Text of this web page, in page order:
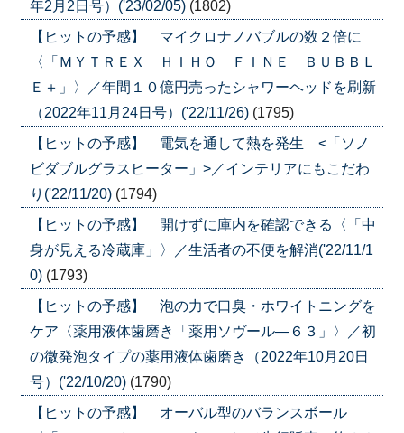
年2月2日号）('23/02/05) (1802)
【ヒットの予感】 マイクロナノバブルの数２倍に
〈「ＭＹＴＲＥＸ ＨＩＨＯ ＦＩＮＥ ＢＵＢＢＬ
Ｅ＋」〉／年間１０億円売ったシャワーヘッドを刷新
（2022年11月24日号）('22/11/26) (1795)
【ヒットの予感】 電気を通して熱を発生 <「ソノ
ビダブルグラスヒーター」>／インテリアにもこだわ
り('22/11/20) (1794)
【ヒットの予感】 開けずに庫内を確認できる〈「中
身が見える冷蔵庫」〉／生活者の不便を解消('22/11/1
0) (1793)
【ヒットの予感】 泡の力で口臭・ホワイトニングを
ケア〈薬用液体歯磨き「薬用ソヴール―６３」〉／初
の微発泡タイプの薬用液体歯磨き（2022年10月20日
号）('22/10/20) (1790)
【ヒットの予感】 オーバル型のバランスボール